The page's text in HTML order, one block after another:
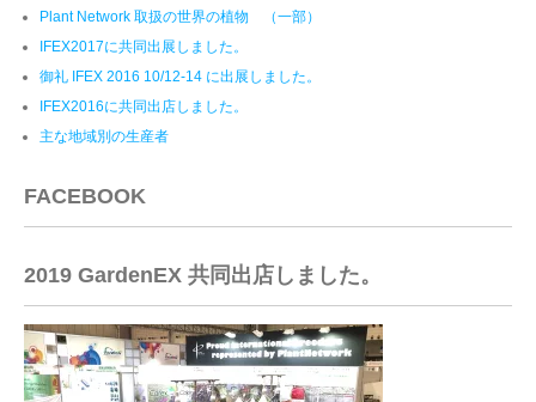
Plant Network 取扱の世界の植物 （一部）
IFEX2017に共同出展しました。
御礼 IFEX 2016 10/12-14 に出展しました。
IFEX2016に共同出店しました。
主な地域別の生産者
FACEBOOK
2019 GardenEX 共同出店しました。